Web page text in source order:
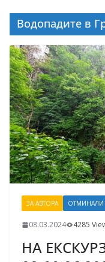
Водопадите в
ЗА АВТОРА ОТМИНАЛИ
08.03.2024 4285
НА